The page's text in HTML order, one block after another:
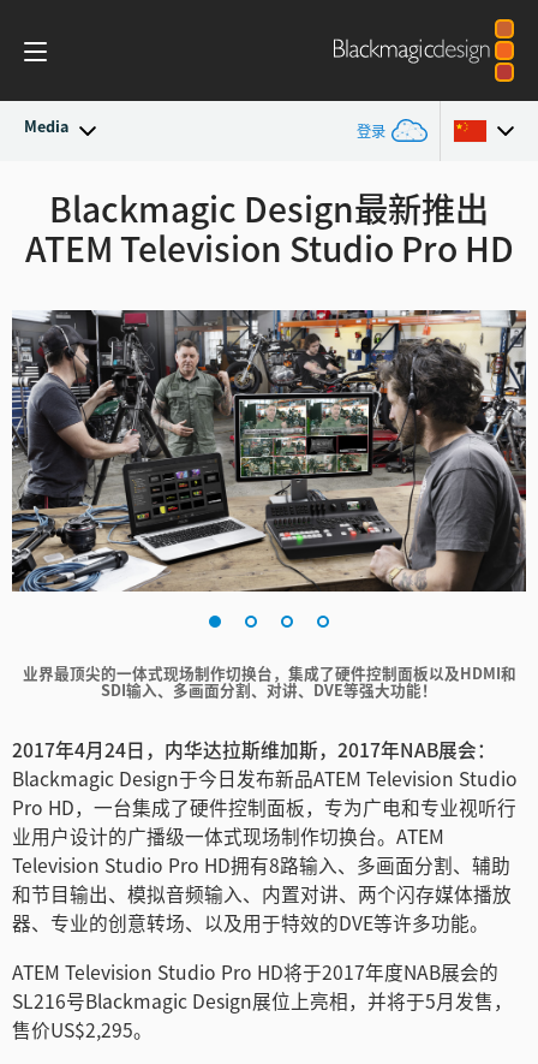
Media 登录
最新动态
新闻存档
新闻图片
Argentina
Australia
Austria
Brazil
Canada
中国
Denmark
Finland
Germany
India
Italy
Japan
Korea
Mexico
Malaysia
Blackmagic Design最新推出
ATEM Television Studio Pro HD
业界最顶尖的一体式现场制作切换台，集成了硬件控制面板以及HDMI和
SDI输入、多画面分割、对讲、DVE等强大功能！
2017年4月24日，内华达拉斯维加斯，2017年NAB展会：
Blackmagic Design于今日发布新品ATEM Television Studio
Pro HD，一台集成了硬件控制面板，专为广电和专业视听行
业用户设计的广播级一体式现场制作切换台。ATEM
Television Studio Pro HD拥有8路输入、多画面分割、辅助
和节目输出、模拟音频输入、内置对讲、两个闪存媒体播放
器、专业的创意转场、以及用于特效的DVE等许多功能。
ATEM Television Studio Pro HD将于2017年度NAB展会的
SL216号Blackmagic Design展位上亮相，并将于5月发售，
售价US$2,295。